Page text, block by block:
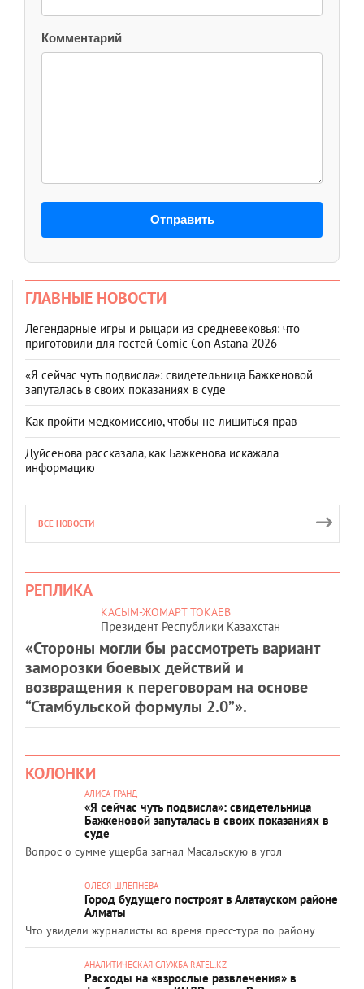
Комментарий
Отправить
ГЛАВНЫЕ НОВОСТИ
Легендарные игры и рыцари из средневековья: что
приготовили для гостей Comic Con Astana 2026
«Я сейчас чуть подвисла»: свидетельница Бажкеновой
запуталась в своих показаниях в суде
Как пройти медкомиссию, чтобы не лишиться прав
Дуйсенова рассказала, как Бажкенова искажала
информацию
ВСЕ НОВОСТИ
РЕПЛИКА
КАСЫМ-ЖОМАРТ ТОКАЕВ
Президент Республики Казахстан
«Стороны могли бы рассмотреть вариант
заморозки боевых действий и
возвращения к переговорам на основе
“Стамбульской формулы 2.0”».
КОЛОНКИ
АЛИСА ГРАНД
«Я сейчас чуть подвисла»: свидетельница
Бажкеновой запуталась в своих показаниях в
суде
Вопрос о сумме ущерба загнал Масальскую в угол
ОЛЕСЯ ШЛЕПНЕВА
Город будущего построят в Алатауском районе
Алматы
Что увидели журналисты во время пресс-тура по району
АНАЛИТИЧЕСКАЯ СЛУЖБА RATEL.KZ
Расходы на «взрослые развлечения» в